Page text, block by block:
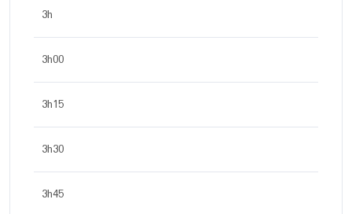
3h
3h00
3h15
3h30
3h45